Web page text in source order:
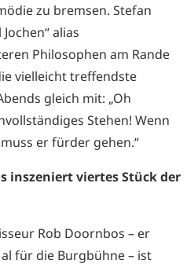
zu bremsen. Stefan
alias
Philosophen am Rande
vielleicht treffendste
gleich mit: „Oh
Stehen! Wenn
er fürder gehen.“
inszeniert viertes Stück der
Rob Doornbos – er
für die Burgbühne – ist